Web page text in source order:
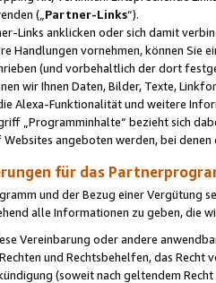
(„ Partner-Links“).
Links anklicken oder sich damit
Handlungen vornehmen, können Sie
(und vorbehaltlich der dort
wir Ihnen Daten, Bilder, Texte,
Alexa-Funktionalität und weitere
„Programminhalte“ bezieht sich
angeboten werden, bei
für das
und der Bezug einer Vergütung
alle Informationen zu geben, die
Vereinbarung oder andere
und Rechtsbehelfen, das
(soweit nach geltendem